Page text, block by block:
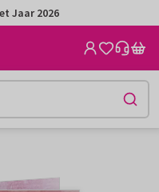
Jaar 2026